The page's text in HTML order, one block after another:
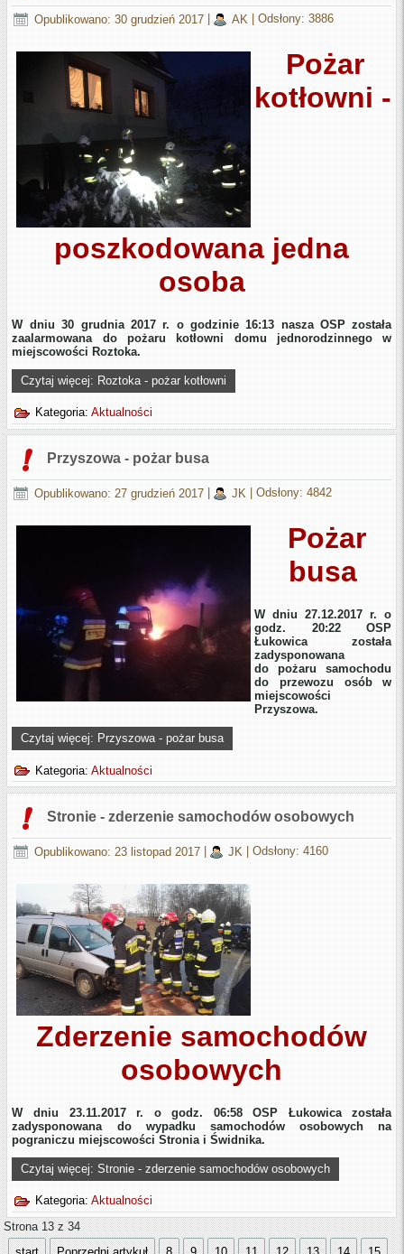
Opublikowano: 30 grudzień 2017 AK |Odsłony: 3886
Pożar
kotłowni -
poszkodowana jedna
osoba
W dniu 30 grudnia 2017 r. o godzinie 16:13 nasza OSP została
zaalarmowana do pożaru kotłowni domu jednorodzinnego w
miejscowości Roztoka.
Czytaj więcej: Roztoka - pożar kotłowni
Kategoria:Aktualności
Przyszowa - pożar busa
Opublikowano: 27 grudzień 2017 JK |Odsłony: 4842
Pożar
busa
W dniu 27.12.2017 r. o
godz. 20:22 OSP
Łukowica została
zadysponowana
do pożaru samochodu
do przewozu osób w
miejscowości
Przyszowa.
Czytaj więcej: Przyszowa - pożar busa
Kategoria:Aktualności
Stronie - zderzenie samochodów osobowych
Opublikowano: 23 listopad 2017 JK |Odsłony: 4160
Zderzenie samochodów
osobowych
W dniu 23.11.2017 r. o godz. 06:58 OSP Łukowica została
zadysponowana do wypadku samochodów osobowych na
pograniczu miejscowości Stronia i Świdnika.
Czytaj więcej: Stronie - zderzenie samochodów osobowych
Kategoria:Aktualności
Strona 13 z 34